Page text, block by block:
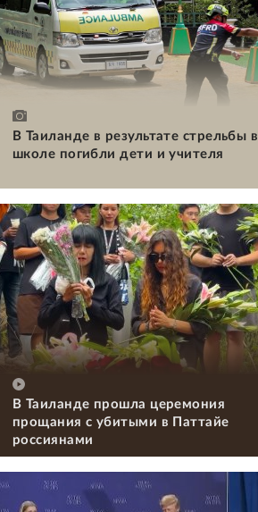
В Таиланде в результате стрельбы в
школе погибли дети и учителя
В Таиланде прошла церемония
прощания с убитыми в Паттайе
россиянами